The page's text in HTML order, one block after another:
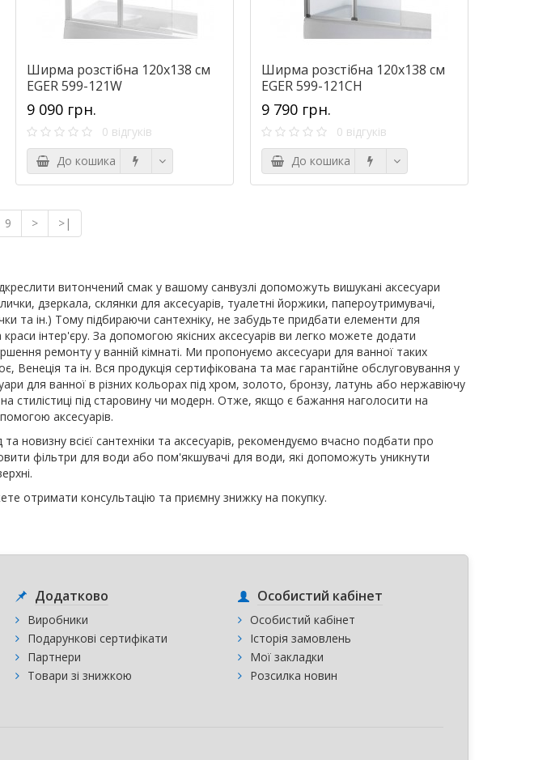
Ширма розстібна 120х138 см
EGER 599-121W
9 090 грн.
0 відгуків
До кошика
Ширма розстібна 120х138 см
EGER 599-121CH
9 790 грн.
0 відгуків
До кошика
9 > >|
витончений смак у вашому санвузлі допоможуть вишукані аксесуари
дзеркала, склянки для аксесуарів, туалетні йоржики, папероутримувачі,
та ін.) Тому підбираючи сантехніку, не забудьте придбати елементи для
краси інтер'єру. За допомогою якісних аксесуарів ви легко можете додати
ремонту у ванній кімнаті. Ми пропонуємо аксесуари для ванної таких
Венеція та ін. Вся продукція сертифікована та має гарантійне обслуговування у
для ванної в різних кольорах під хром, золото, бронзу, латунь або нержавіючу
стилістиці під старовину чи модерн. Отже, якщо є бажання наголосити на
аксесуарів.
новизну всієї сантехніки та аксесуарів, рекомендуємо вчасно подбати про
фільтри для води або пом'якшувачі для води, які допоможуть уникнути
отримати консультацію та приємну знижку на покупку.
Додатково
Виробники
Подарункові сертифікати
Партнери
Товари зі знижкою
Особистий кабінет
Особистий кабінет
Історія замовлень
Мої закладки
Розсилка новин